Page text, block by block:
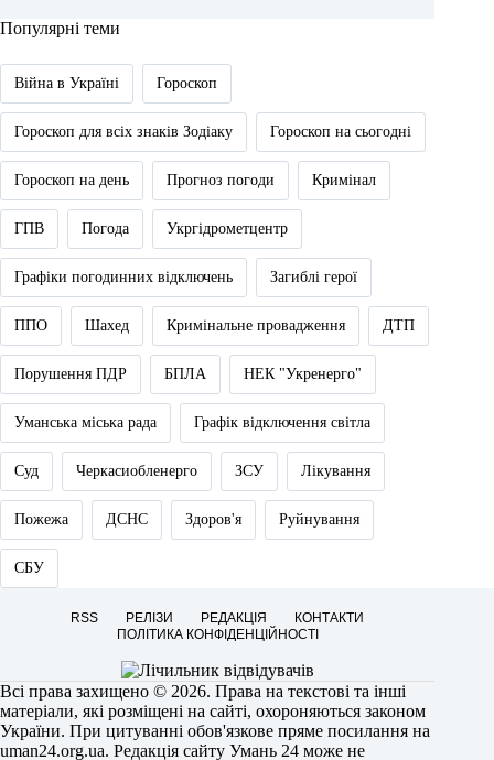
Популярні теми
Війна в Україні Гороскоп
Гороскоп для всіх знаків Зодіаку Гороскоп на сьогодні
Гороскоп на день Прогноз погоди Кримінал
ГПВ Погода Укргідрометцентр
Графіки погодинних відключень Загиблі герої
ППО Шахед Кримінальне провадження ДТП
Порушення ПДР БПЛА НЕК "Укренерго"
Уманська міська рада Графік відключення світла
Суд Черкасиобленерго ЗСУ Лікування
Пожежа ДСНС Здоров'я Руйнування
СБУ
RSS РЕЛІЗИ РЕДАКЦІЯ
КОНТАКТИ
ПОЛІТИКА КОНФІДЕНЦІЙНОСТІ
Всі права захищено © 2026. Права на текстові та інші
матеріали, які розміщені на сайті, охороняються законом
України. При цитуванні обов'язкове пряме посилання на
uman24.org.ua. Редакція сайту Умань 24 може не